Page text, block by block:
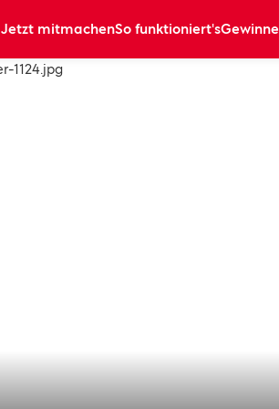
Jetzt mitmachenSo funktioniert'sGewinne